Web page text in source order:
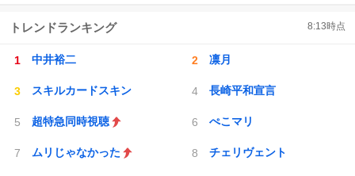
トレンドランキング 8:13時点
中井裕二 凛月
スキルカードスキン 長崎平和宣言
超特急同時視聴 ぺこマリ
ムリじゃなかった チェリヴェント